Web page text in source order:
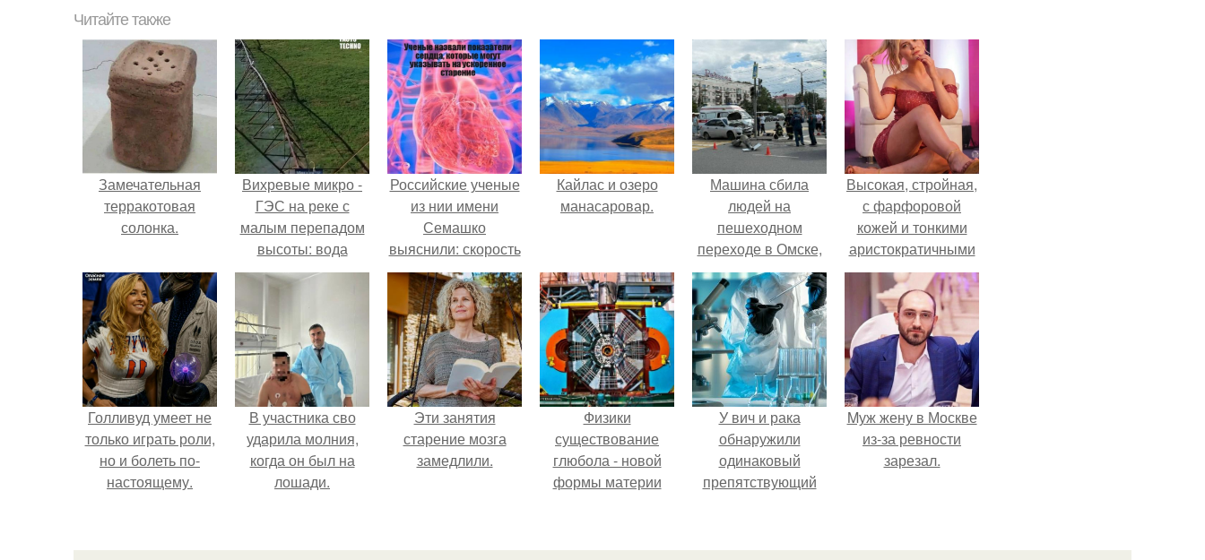
Читайте также
Замечательная
терракотовая
солонка.
Вихревые микро -
ГЭС на реке с
малым перепадом
высоты: вода
закручивается в
бетонной камере и
вертикальную
турбину.
Российские ученые
из нии имени
Семашко
выяснили: скорость
старения напрямую
зависит от
состояния сосудов
и работы сердца.
Кайлас и озеро
манасаровар.
Машина сбила
людей на
пешеходном
переходе в Омске,
пострадали 8
человек.
Высокая, стройная,
с фарфоровой
кожей и тонкими
аристократичными
чертами, эль
выглядит так, будто
сошла с полотна
художника.
Голливуд умеет не
только играть роли,
но и болеть по-
настоящему.
В участника сво
ударила молния,
когда он был на
лошади.
Эти занятия
старение мозга
замедлили.
Физики
существование
глюбола - новой
формы материи
У вич и рака
обнаружили
одинаковый
препятствующий
Mуж жену в Москве
из-за ревности
зарезал.